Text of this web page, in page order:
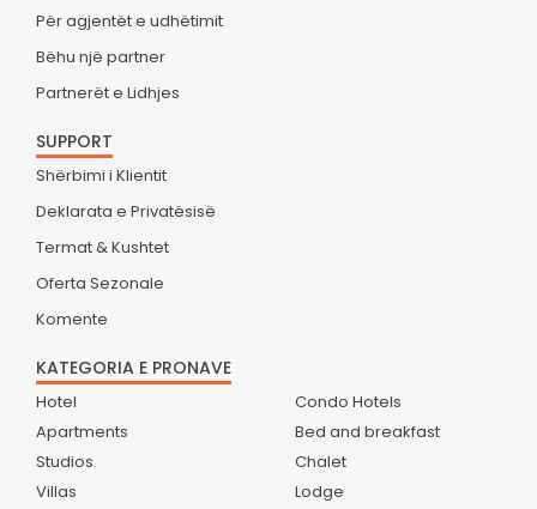
Për agjentët e udhëtimit
Bëhu një partner
Partnerët e Lidhjes
SUPPORT
Shërbimi i Klientit
Deklarata e Privatësisë
Termat & Kushtet
Oferta Sezonale
Komente
KATEGORIA E PRONAVE
Hotel
Apartments
Studios
Villas
Condo Hotels
Bed and breakfast
Chalet
Lodge